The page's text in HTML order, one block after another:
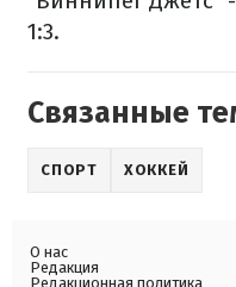
1:3.
Связанные
СПОРТ ХОККЕЙ
О нас
Редакция
Редакционная политика